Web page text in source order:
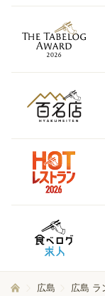
広島 広島 ラ